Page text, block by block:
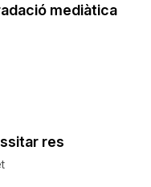
mediàtica
res